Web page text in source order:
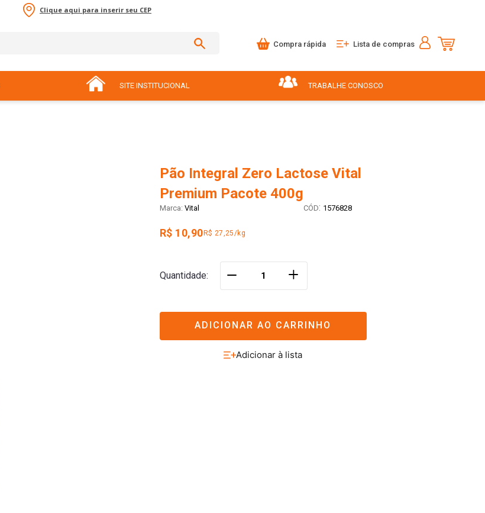
Clique aqui para inserir seu CEP
Compra rápida Lista de compras
SITE INSTITUCIONAL TRABALHE CONOSCO
Pão Integral Zero Lactose Vital
Premium Pacote 400g
Vital : 1576828
R$ 10,90R$ 27,25/kg
Quantidade ＋
ADICIONAR AO CARRINHO